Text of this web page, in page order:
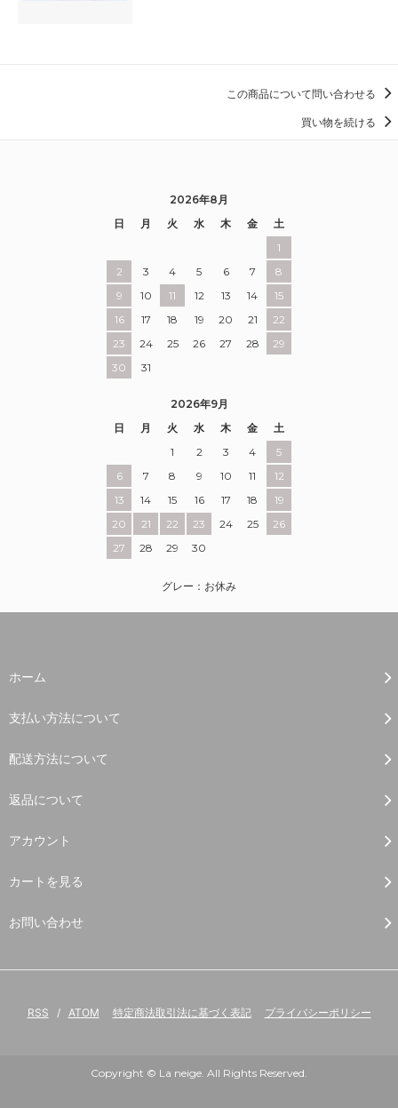
この商品について問い合わせる
買い物を続ける
2026年8月
日
月 火 水 木 金
土
1
2
3 4 5 6 7
8
9
10 11 12 13 14
15
16
17 18 19 20 21
22
23
24 25 26 27 28
29
30
31
2026年9月
日
月 火 水 木 金
土
1
2 3 4
5
6
7 8 9 10 11
12
13
14 15 16 17 18
19
20
21 22 23 24 25
26
27
28 29 30
グレー：お休み
ホーム
支払い方法について
配送方法について
返品について
アカウント
カートを見る
お問い合わせ
RSS / ATOM 特定商法取引法に基づく表記 プライバシーポリシー
Copyright © La neige. All Rights Reserved.